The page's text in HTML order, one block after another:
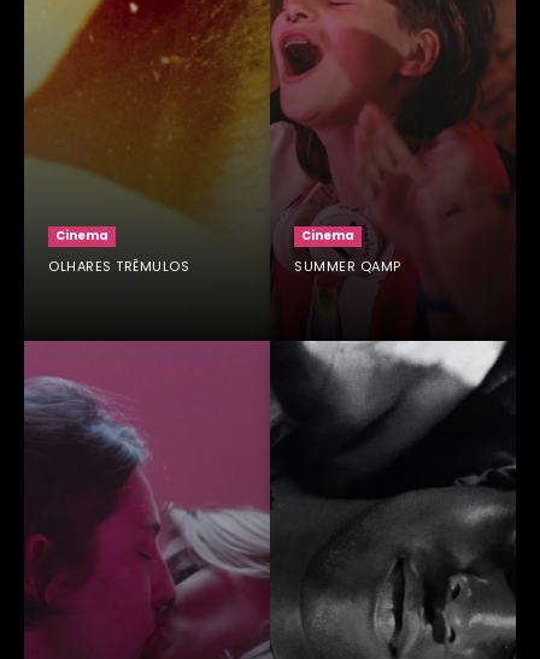
Cinema
OLHARES TRÊMULOS
Cinema
SUMMER QAMP